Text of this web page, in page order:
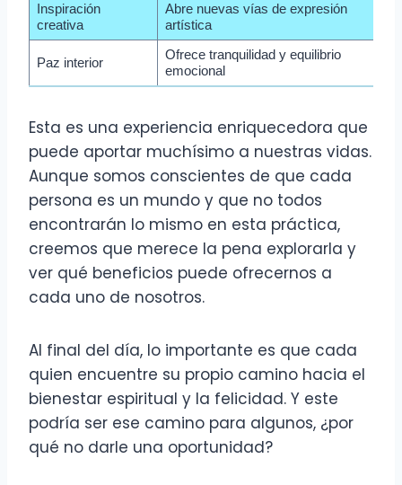
Inspiración
creativa
Abre nuevas vías de expresión
artística
Paz interior
Ofrece tranquilidad y equilibrio
emocional
Esta es una experiencia enriquecedora que
puede aportar muchísimo a nuestras vidas.
Aunque somos conscientes de que cada
persona es un mundo y que no todos
encontrarán lo mismo en esta práctica,
creemos que merece la pena explorarla y
ver qué beneficios puede ofrecernos a
cada uno de nosotros.
Al final del día, lo importante es que cada
quien encuentre su propio camino hacia el
bienestar espiritual y la felicidad. Y este
podría ser ese camino para algunos, ¿por
qué no darle una oportunidad?